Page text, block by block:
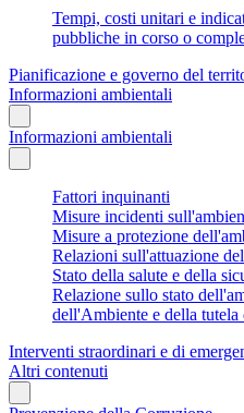
Tempi, costi unitari e
pubbliche in corso o
Pianificazione e governo del
Informazioni ambientali
Informazioni ambientali
Fattori inquinanti
Misure incidenti
Misure a protezione
Relazioni sull'attuazione
Stato della salute e della
Relazione sullo stato
dell'Ambiente e della
Interventi straordinari e di
Altri contenuti